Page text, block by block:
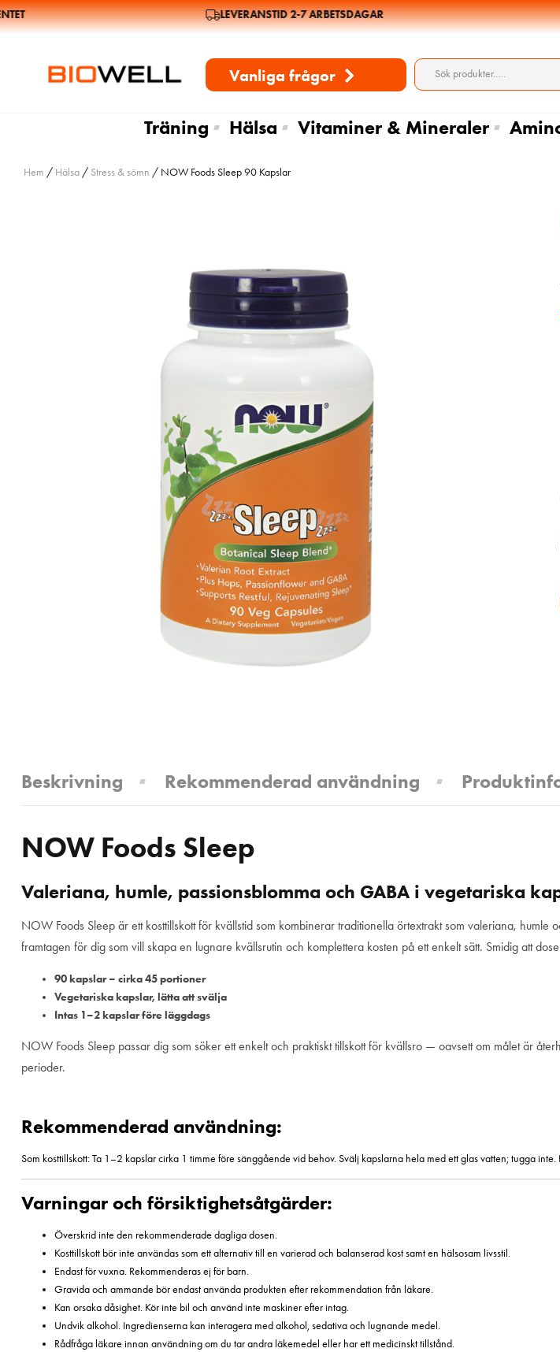
LEVERANSTID 2-7 ARBETSDAGAR
Vanliga frågor
Träning Hälsa Vitaminer & Mineraler
Hem / Hälsa / Stress & sömn / NOW Foods Sleep 90 Kapslar
Beskrivning Rekommenderad användning
NOW Foods Sleep
Valeriana, humle, passionsblomma och GABA i vegetariska
NOW Foods Sleep är ett kosttillskott för kvällstid som kombinerar traditionella örtextrakt som valeriana,
framtagen för dig som vill skapa en lugnare kvällsrutin och komplettera kosten på ett enkelt sätt. Smidig att
90 kapslar – cirka 45 portioner
Vegetariska kapslar, lätta att svälja
Intas 1–2 kapslar före läggdags
NOW Foods Sleep passar dig som söker ett enkelt och praktiskt tillskott för kvällsro — oavsett om målet är
perioder.
Rekommenderad användning:
Som kosttillskott: Ta 1–2 kapslar cirka 1 timme före sänggående vid behov. Svälj kapslarna hela med ett glas vatten; tugga inte.
Varningar och försiktighetsåtgärder:
Överskrid inte den rekommenderade dagliga dosen.
Kosttillskott bör inte användas som ett alternativ till en varierad och balanserad kost samt en hälsosam livsstil.
Endast för vuxna. Rekommenderas ej för barn.
Gravida och ammande bör endast använda produkten efter rekommendation från läkare.
Kan orsaka dåsighet. Kör inte bil och använd inte maskiner efter intag.
Undvik alkohol. Ingredienserna kan interagera med alkohol, sedativa och lugnande medel.
Rådfråga läkare innan användning om du tar andra läkemedel eller har ett medicinskt tillstånd.